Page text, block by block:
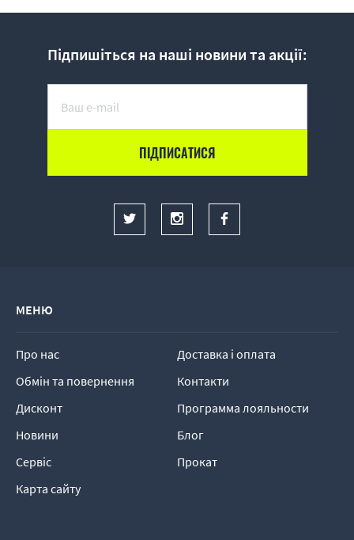
Підпишіться на наші новини та акції:
МЕНЮ
Про нас
Доставка і оплата
Обмін та повернення
Контакти
Дисконт
Программа лояльности
Новини
Блог
Сервіс
Прокат
Карта сайту